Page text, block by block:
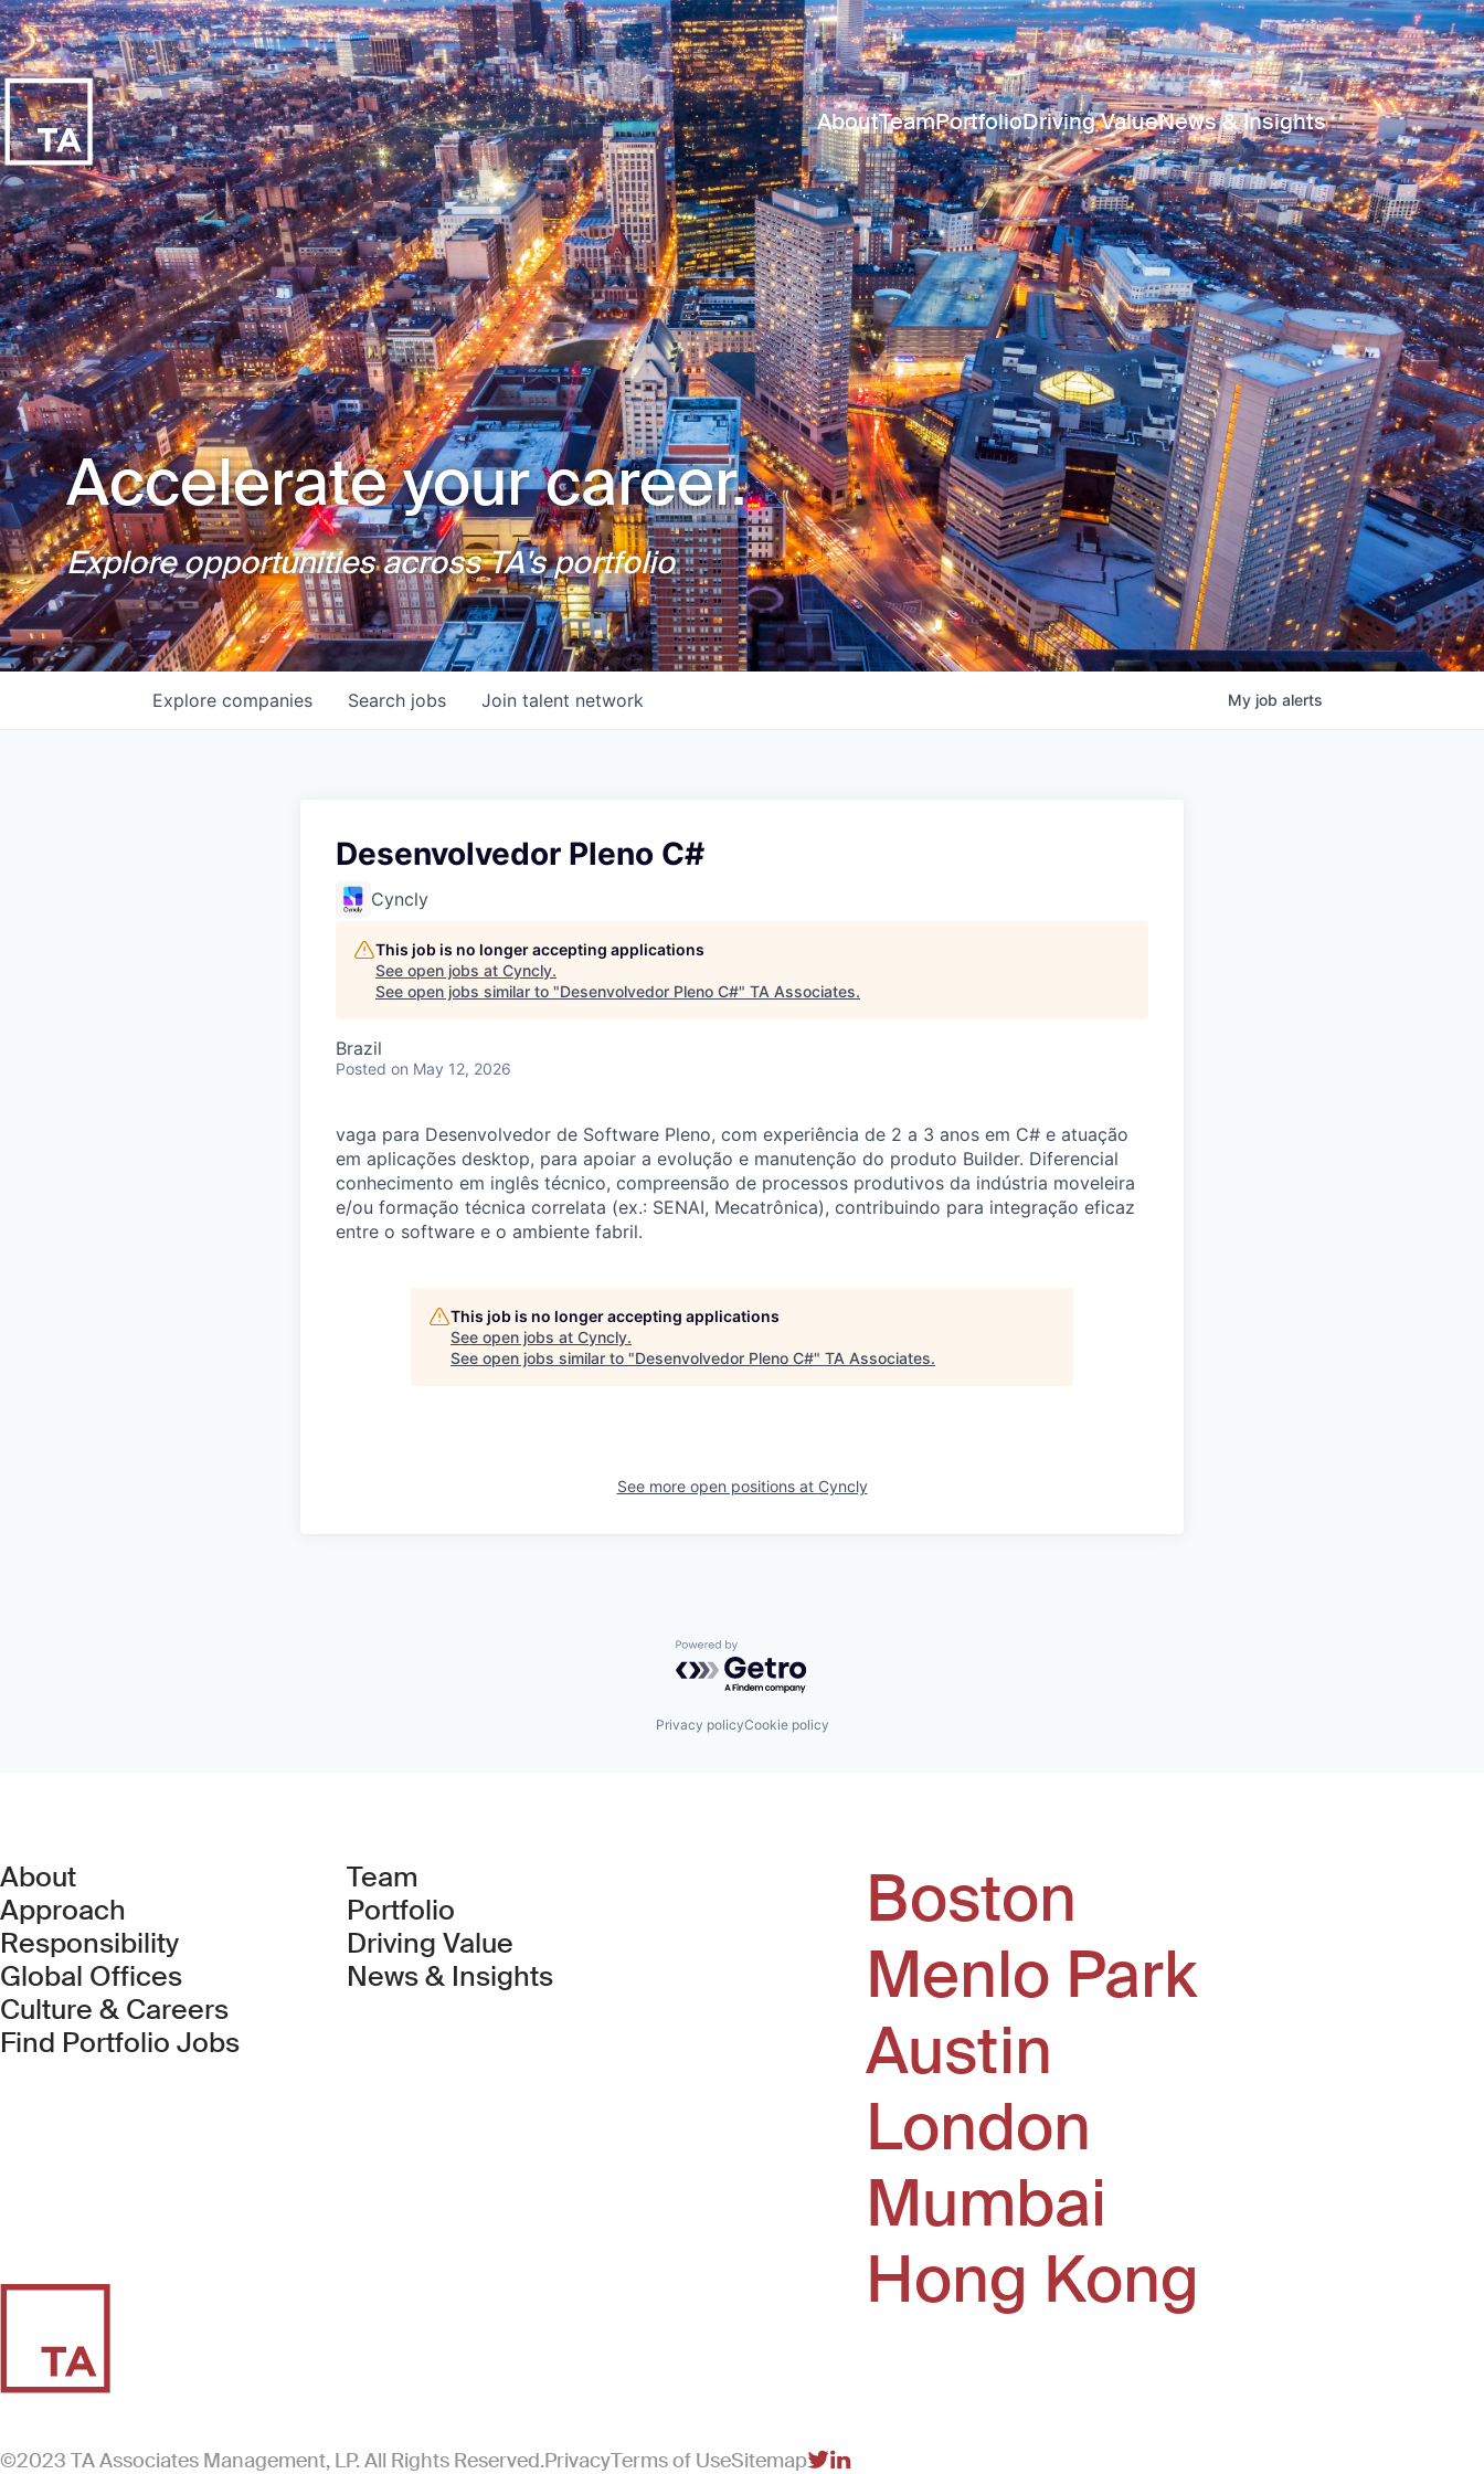
AboutTeamPortfolioDriving ValueNews & Insights
Accelerate your career.
Explore opportunities across TA's portfolio
Search jobs
Explore companies Join talent network My job alerts
Desenvolvedor Pleno C#
Cyncly
This job is no longer accepting applications
See open jobs at Cyncly.
See open jobs similar to "Desenvolvedor Pleno C#" TA Associates.
Brazil
Posted on May 12, 2026
vaga para Desenvolvedor de Software Pleno, com experiência de 2 a 3 anos em C# e atuação
em aplicações desktop, para apoiar a evolução e manutenção do produto Builder. Diferencial
conhecimento em inglês técnico, compreensão de processos produtivos da indústria moveleira
e/ou formação técnica correlata (ex.: SENAI, Mecatrônica), contribuindo para integração eficaz
entre o software e o ambiente fabril.
This job is no longer accepting applications
See open jobs at Cyncly.
See open jobs similar to "Desenvolvedor Pleno C#" TA Associates.
See more open positions at Cyncly
Powered by Getro.com
Privacy policyCookie policy
About
Approach
Responsibility
Global Offices
Culture & Careers
Find Portfolio Jobs(Link opens in new window)
Team
Portfolio
Driving Value
News & Insights
Boston
Menlo Park
Austin
London
Mumbai
Hong Kong
©2023 TA Associates Management, LP. All Rights Reserved.PrivacyTerms of UseSitemap